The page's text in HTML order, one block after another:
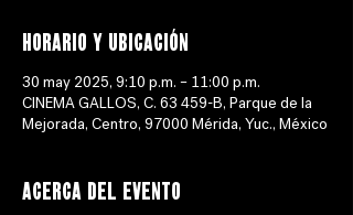
Horario y ubicación
30 may 2025, 9:10 p.m. – 11:00 p.m.
CINEMA GALLOS, C. 63 459-B, Parque de la
Mejorada, Centro, 97000 Mérida, Yuc., México
Acerca del evento